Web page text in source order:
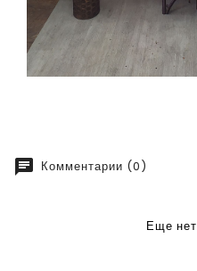
chat Комментарии (0)
Еще